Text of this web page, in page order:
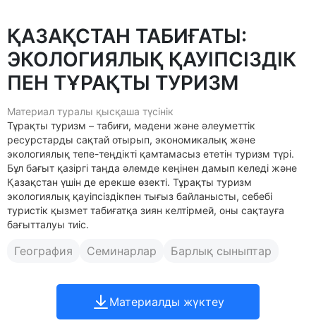
ҚАЗАҚСТАН ТАБИҒАТЫ:
ЭКОЛОГИЯЛЫҚ ҚАУІПСІЗДІК
ПЕН ТҰРАҚТЫ ТУРИЗМ
Материал туралы қысқаша түсінік
Тұрақты туризм – табиғи, мəдени жəне əлеуметтік
ресурстарды сақтай отырып, экономикалық жəне
экологиялық тепе-теңдікті қамтамасыз ететін туризм түрі.
Бұл бағыт қазіргі таңда əлемде кеңінен дамып келеді жəне
Қазақстан үшін де ерекше өзекті. Тұрақты туризм
экологиялық қауіпсіздікпен тығыз байланысты, себебі
туристік қызмет табиғатқа зиян келтірмей, оны сақтауға
бағытталуы тиіс.
География Семинарлар Барлық сыныптар
Материалды жүктеу